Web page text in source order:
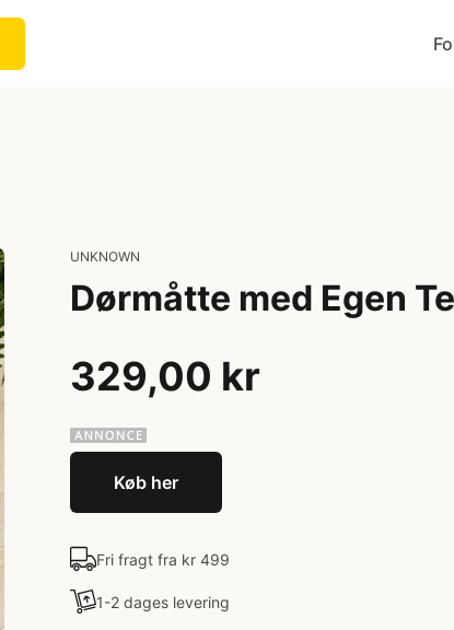
UNKNOWN
Dørmåtte med Egen
329,00 kr
Køb her
Fri fragt fra kr 499
1-2 dages levering